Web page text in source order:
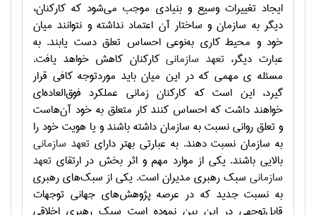
ایجاد تغییرات وسیع و بنیادی موجب می‌شود که کارکنان،
دیگر به سازمان و ساختار آن اعتماد نداشته و نتوانند میان
خود و محیط کاری به‌نوعی احساس تعلق دست یابند. به
عبارت دیگر،تعهد سازمانیکارکنان کاهش خواهد یافت.
مسئله ی مهمی که در این میان باید موردتوجه کافی قرار
گیرد، این است که کارکنان زمانی عملکرد فوق‌العاده‌ای
خواهند داشت که احساس کنند کار متعلق به خود آن‌هاست
و تعلق روانی نسبت به سازمان داشته باشند و یا هویت خود را
به سازمان نسبت دهند. به عبارتی بهتر دارایتعهد سازمانی
بالایی باشند. یکی از موارد مهم و اثر بخش در ارتقای تعهد
سازمانیسبک رهبری مدیران است. یکی از سبک‌های رهبری
به نسبت جدید که در عرصه پژوهش‌های جهانی توجهات